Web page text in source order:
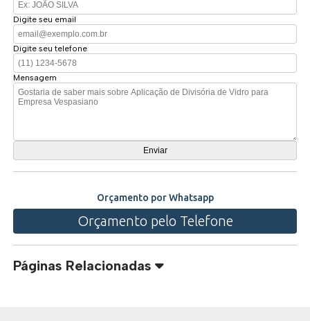
Digite seu email
Digite seu telefone
Mensagem
Orçamento por Whatsapp
Orçamento pelo Telefone
Páginas Relacionadas